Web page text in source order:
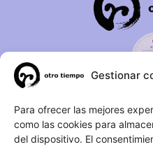
Gestionar
Para ofrecer las mejores
como las cookies para
del dispositivo. El
C/ Duque de
2 – 1ºA